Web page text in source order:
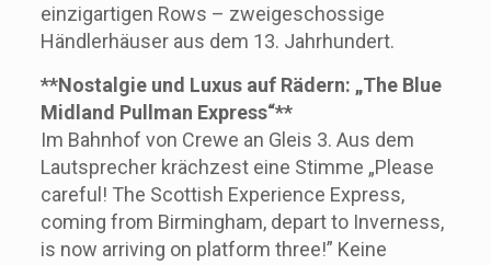
einzigartigen Rows – zweigeschossige
Händlerhäuser aus dem 13. Jahrhundert.
**Nostalgie und Luxus auf Rädern: „The Blue
Midland Pullman Express“**
Im Bahnhof von Crewe an Gleis 3. Aus dem
Lautsprecher krächzest eine Stimme „Please
careful! The Scottish Experience Express,
coming from Birmingham, depart to Inverness,
is now arriving on platform three!” Keine